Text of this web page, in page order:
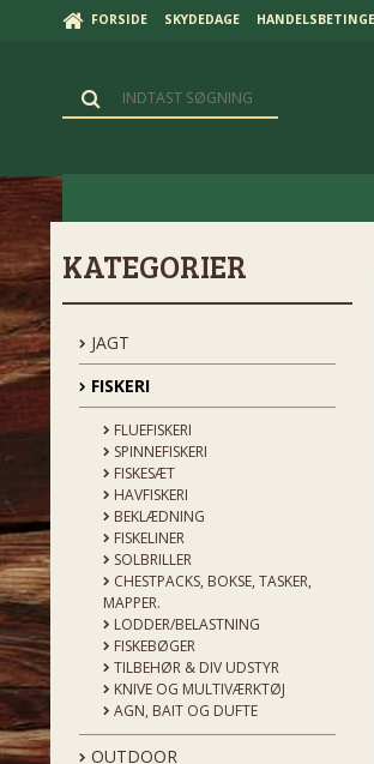
FORSIDE SKYDEDAGE
KATEGORIER
JAGT
FISKERI
FLUEFISKERI
SPINNEFISKERI
FISKESÆT
HAVFISKERI
BEKLÆDNING
FISKELINER
SOLBRILLER
CHESTPACKS, BOKSE, TASKER,
MAPPER.
LODDER/BELASTNING
FISKEBØGER
TILBEHØR & DIV UDSTYR
KNIVE OG MULTIVÆRKTØJ
AGN, BAIT OG DUFTE
OUTDOOR